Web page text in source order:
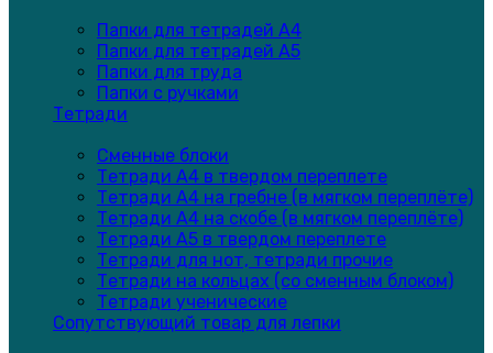
Папки для тетрадей А4
Папки для тетрадей А5
Папки для труда
Папки с ручками
Тетради
Сменные блоки
Тетради А4 в твердом переплете
Тетради А4 на гребне (в мягком переплёте)
Тетради А4 на скобе (в мягком переплёте)
Тетради А5 в твердом переплете
Тетради для нот, тетради прочие
Тетради на кольцах (со сменным блоком)
Тетради ученические
Сопутствующий товар для лепки